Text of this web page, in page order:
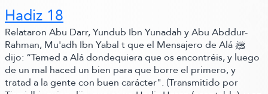
Hadiz 18
Relataron Abu Darr, Yundub Ibn Yunadah y Abu Abddur-
Rahman,Mu'adh Ibn Yabal t que el Mensajero de Alá ﷺ‬
dijo: “Temed a Alá dondequiera que os encontréis, y luego
de un mal haced un bien para que borre el primero, y
tratad a la gente con buen carácter". (Transmitido por